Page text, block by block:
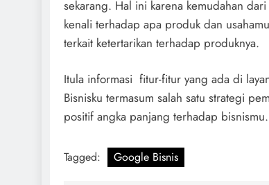
sekarang. Hal ini karena kemudahan
kenali terhadap apa produk dan
terkait ketertarikan terhadap produknya.
Itula informasi fitur-fitur yang ada di
Bisnisku termasum salah satu strategi
positif angka panjang terhadap
Tagged: Google Bisnis